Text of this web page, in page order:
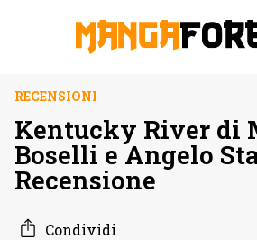
RECENSIONI
Kentucky River di
Boselli e Angelo
Recensione
Condividi